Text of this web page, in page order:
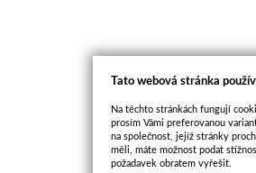
Tato webová stránka
Na těchto stránkách fungují
prosím Vámi preferovanou
na společnost, jejíž stránky
měli, máte možnost podat
požadavek obratem vyřešit.